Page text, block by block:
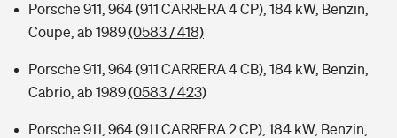
Porsche 911, 964 (911 CARRERA 4 CP), 184 kW, Benzin,
Coupe, ab 1989(0583 / 418)
Porsche 911, 964 (911 CARRERA 4 CB), 184 kW, Benzin,
Cabrio, ab 1989(0583 / 423)
Porsche 911, 964 (911 CARRERA 2 CP), 184 kW, Benzin,